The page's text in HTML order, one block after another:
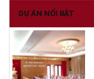
DỰ ÁN NỔI BẬT